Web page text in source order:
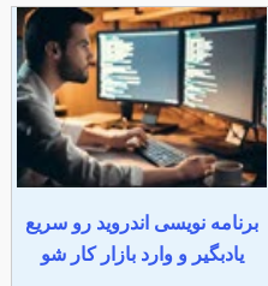
برنامه نویسی اندروید رو سریع
یادبگیر و وارد بازار کار شو